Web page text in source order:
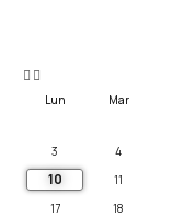
Lun Mar
3
4
10 11
17
18